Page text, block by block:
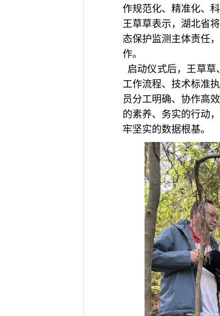
作规范化、精准化、
王草草表示，湖北省
态保护监测主体责任
作。
启动仪式后，王草
工作流程、技术标准
员分工明确、协作高
的素养、务实的行动
牢坚实的数据根基。